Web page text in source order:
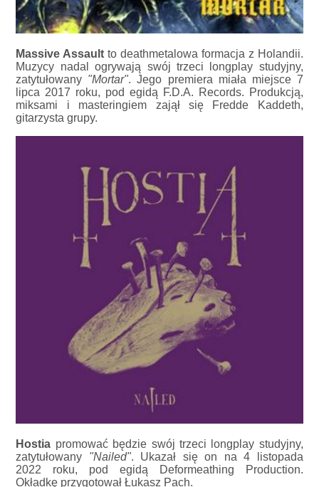
Massive Assaultto deathmetalowa formacja z Holandii.
Muzycy nadal ogrywają swój trzeci longplay studyjny,
zatytułowany "Mortar". Jego premiera miała miejsce 7
lipca 2017 roku, pod egidą F.D.A. Records. Produkcją,
miksami i masteringiem zajął się Fredde Kaddeth,
gitarzysta grupy.
Hostia promować będzie swój trzeci longplay studyjny,
zatytułowany "Nailed". Ukazał się on na 4 listopada
2022 roku, pod egidą Deformeathing Production.
Okładkę przygotował Łukasz Pach.